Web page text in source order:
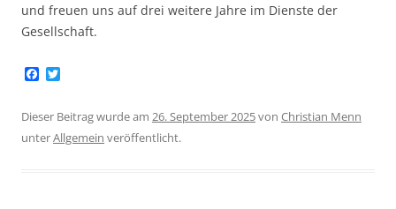
und freuen uns auf drei weitere Jahre im Dienste der
Gesellschaft.
e
o
t
t
e
Dieser Beitrag wurde am 26. September 2025von Christian Menn
unterAllgemein veröffentlicht.